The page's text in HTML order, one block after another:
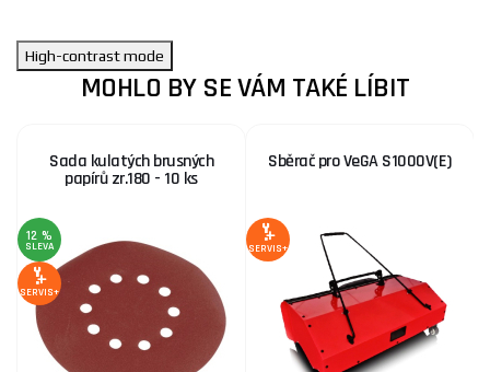
High-contrast mode
MOHLO BY SE VÁM TAKÉ LÍBIT
Sada kulatých brusných
papírů zr.180 - 10 ks
12 %
SLEVA
SERVIS+
Sběrač pro VeGA S1000V(E)
SERVIS+